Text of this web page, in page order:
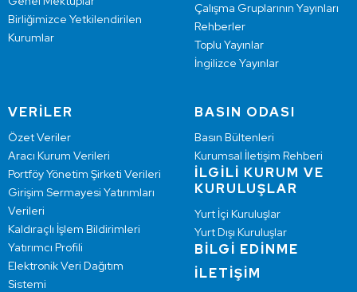
Birliğimizce Yetkilendirilen
Kurumlar
Çalışma Gruplarının Yayınları
Rehberler
Toplu Yayınlar
İngilizce Yayınlar
VERİLER
Özet Veriler
Aracı Kurum Verileri
Portföy Yönetim Şirketi Verileri
Girişim Sermayesi Yatırımları
Verileri
Kaldıraçlı İşlem Bildirimleri
Yatırımcı Profili
Elektronik Veri Dağıtım
Sistemi
BASIN ODASI
Basın Bültenleri
Kurumsal İletişim Rehberi
İLGİLİ KURUM VE
KURULUŞLAR
Yurt İçi Kuruluşlar
Yurt Dışı Kuruluşlar
BİLGİ EDİNME
İLETİŞİM